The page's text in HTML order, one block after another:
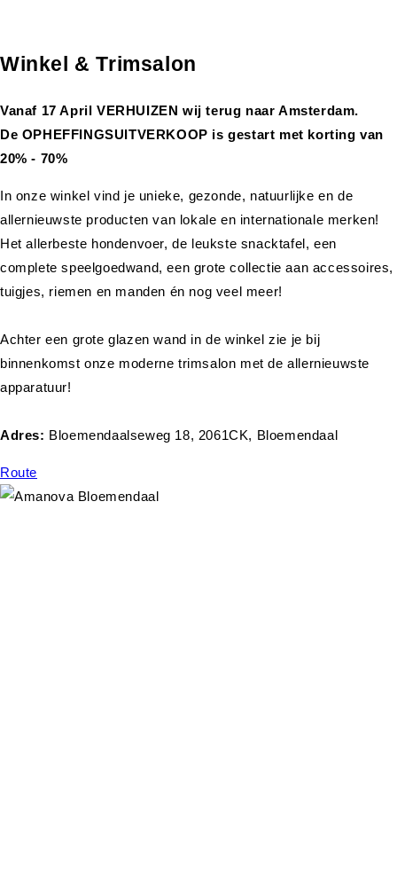
Winkel & Trimsalon
Vanaf 17 April VERHUIZEN wij terug naar Amsterdam.
De OPHEFFINGSUITVERKOOP is gestart met korting van
20% - 70%
In onze winkel vind je unieke, gezonde, natuurlijke en de
allernieuwste producten van lokale en internationale merken!
Het allerbeste hondenvoer, de leukste snacktafel, een
complete speelgoedwand, een grote collectie aan accessoires,
tuigjes, riemen en manden én nog veel meer!
Achter een grote glazen wand in de winkel zie je bij
binnenkomst onze moderne trimsalon met de allernieuwste
apparatuur!
Adres: Bloemendaalseweg 18, 2061CK, Bloemendaal
Route